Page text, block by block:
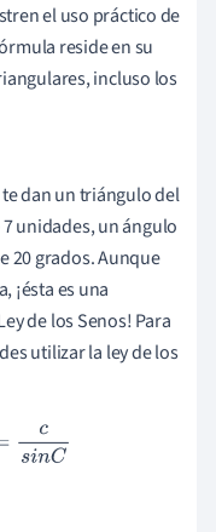
el uso práctico de
reside en su
incluso los
dan un triángulo del
unidades, un ángulo
20 grados. Aunque
¡ésta es una
de los Senos! Para
utilizar la ley de los
si nC